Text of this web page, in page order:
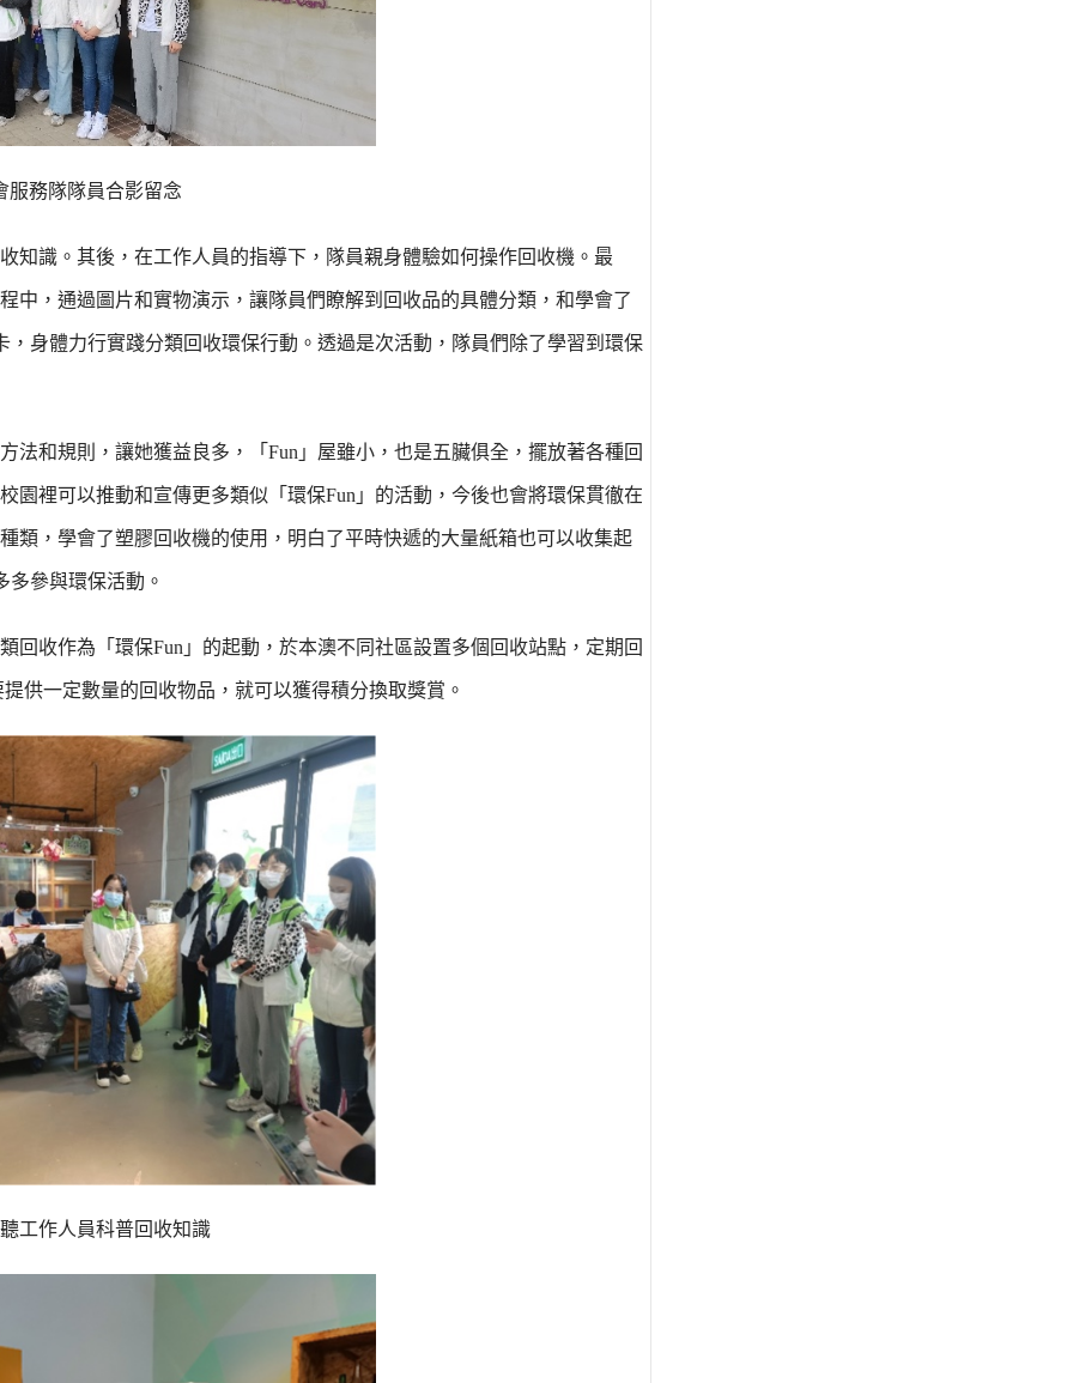
服務隊隊員合影留念
知識。其後，在工作人員的指導下，隊員親身體驗如何操作回收機。最
中，通過圖片和實物演示，讓隊員們瞭解到回收品的具體分類，和學會了
身體力行實踐分類回收環保行動。透過是次活動，隊員們除了學習到環保
法和規則，讓她獲益良多，「Fun」屋雖小，也是五臟俱全，擺放著各種回
園裡可以推動和宣傳更多類似「環保Fun」的活動，今後也會將環保貫徹在
類，學會了塑膠回收機的使用，明白了平時快遞的大量紙箱也可以收集起
多參與環保活動。
回收作為「環保Fun」的起動，於本澳不同社區設置多個回收站點，定期回
供一定數量的回收物品，就可以獲得積分換取獎賞。
工作人員科普回收知識